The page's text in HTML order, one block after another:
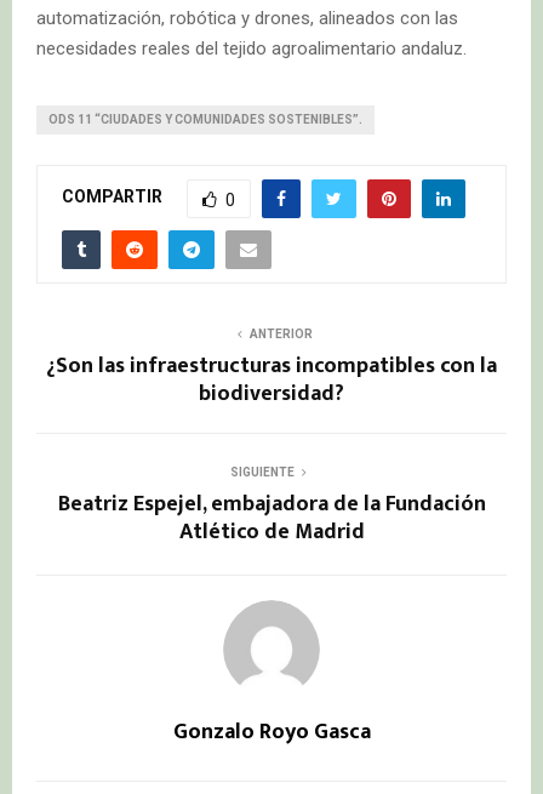
automatización, robótica y drones, alineados con las
necesidades reales del tejido agroalimentario andaluz.
ODS 11 “CIUDADES Y COMUNIDADES SOSTENIBLES”.
COMPARTIR 0
ANTERIOR
¿Son las infraestructuras incompatibles con la
biodiversidad?
SIGUIENTE
Beatriz Espejel, embajadora de la Fundación
Atlético de Madrid
Gonzalo Royo Gasca